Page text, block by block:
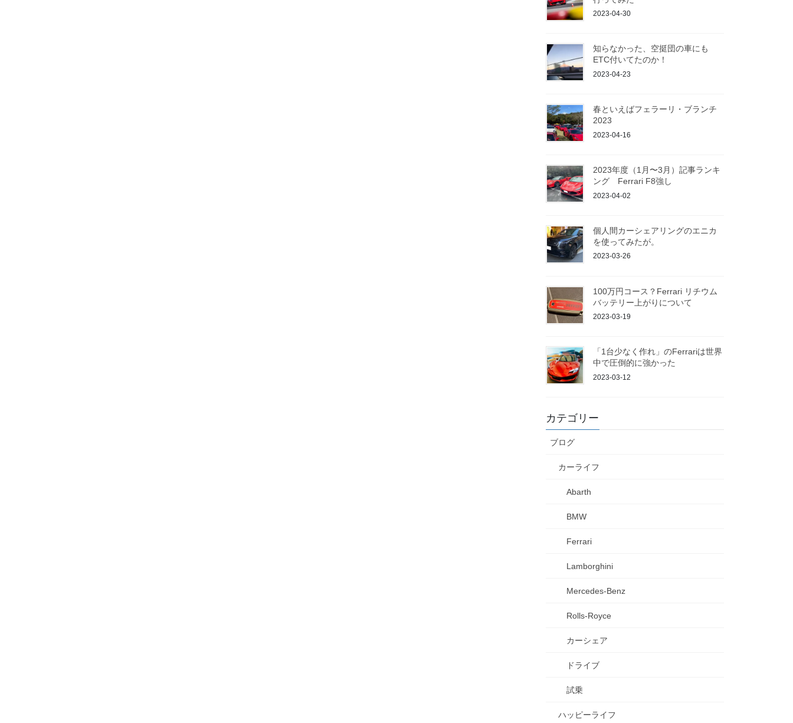
2023-04-30
知らなかった、空挺団の車にも
ETC付いてたのか！
2023-04-23
春といえばフェラーリ・ブランチ
2023
2023-04-16
2023年度（1月〜3月）記事ランキ
ング Ferrari F8強し
2023-04-02
個人間カーシェアリングのエニカ
を使ってみたが。
2023-03-26
100万円コース？Ferrari リチウム
バッテリー上がりについて
2023-03-19
「1台少なく作れ」のFerrariは世界
中で圧倒的に強かった
2023-03-12
カテゴリー
ブログ
カーライフ
Abarth
BMW
Ferrari
Lamborghini
Mercedes-Benz
Rolls-Royce
カーシェア
ドライブ
試乗
ハッピーライフ